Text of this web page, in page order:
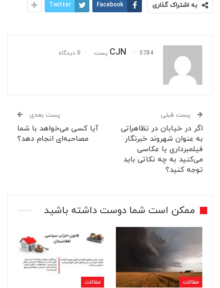
به اشتراک گذاری Facebook
Twitter
CJN 5784 پست 0 دیدگاه
پست قبلی
اگر در خیابان‌ در تظاهراتی
به عنوان شهروند خبرنگار
فیلمبرداری یا عکاسی
می‌کنید به چه نکاتی باید
توجه کنید؟
پست بعدی
آیا کسی می‌خواهد با شما
مصاحبه‌ای انجام دهد؟
ممکن است شما دوست داشته باشید
مقالات مقالات